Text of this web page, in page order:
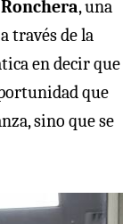
, una
través de la
en decir que
que
sino que se